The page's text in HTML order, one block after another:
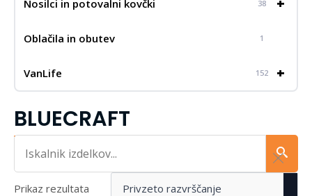
Nosilci in potovalni kovčki 38
Oblačila in obutev 1
+
VanLife 152
BLUECRAFT
Iskalnik...
Prikaz rezultata